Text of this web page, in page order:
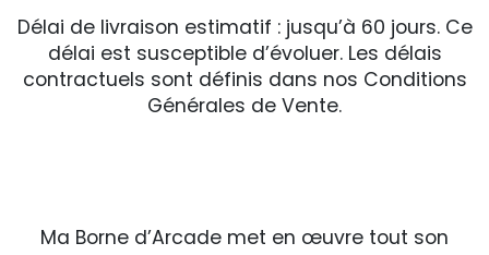
Délai de livraison estimatif : jusqu’à 60 jours. Ce
délai est susceptible d’évoluer. Les délais
contractuels sont définis dans nos Conditions
Générales de Vente.
Ma Borne d’Arcade met en œuvre tout son